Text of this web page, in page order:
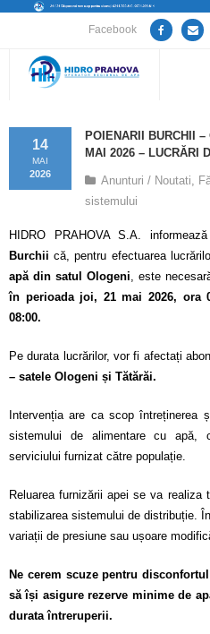
Facebook
Despre noi
Anunțuri lucrări / opriri apă
Servicii
Utile
Guvernanță Corporativă
Informații de interes public
Calitatea apei
Comunicare
Contact
POIENARII BURCHII
MAI 2026 – LUCRĂRI
14
MAI
2026 Anunturi / Noutati,
sistemului
HIDRO PRAHOVA S.A.
Burchii că, pentru efectuarea
apă din satul Ologeni, este
în perioada joi, 21 mai 2026, ora
08:00.
Pe durata lucrărilor, vor fi afectați
– satele Ologeni și Tătărăi.
Intervenția are ca scop întreținerea
sistemului de alimentare cu apă,
serviciului furnizat către populație.
Reluarea furnizării apei se va realiza
stabilizarea sistemului de distribuție.
variații de presiune sau ușoare
Ne cerem scuze pentru
să își asigure rezerve minime de
durata întreruperii.